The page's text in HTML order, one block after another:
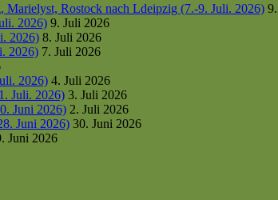
Marielyst, Rostock nach Ldeipzig (7.-9. Juli. 2026)
2026) 9. Juli 2026
2026) 8. Juli 2026
2026) 7. Juli 2026
2026) 4. Juli 2026
Juli. 2026) 3. Juli 2026
Juni 2026) 2. Juli 2026
Juni 2026) 30. Juni 2026
Juni 2026